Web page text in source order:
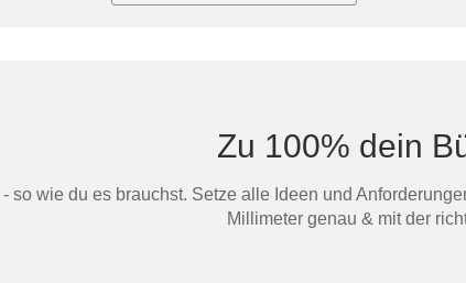
Zu 100% dein
so wie du es brauchst. Setze alle Ideen und
Millimeter genau & mit der